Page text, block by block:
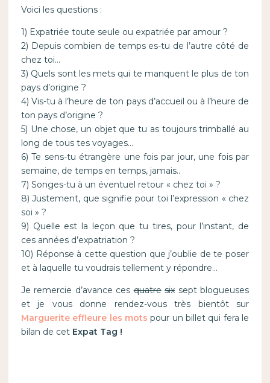
Voici les questions :
1) Expatriée toute seule ou expatriée par amour ?
2) Depuis combien de temps es-tu de l’autre côté de
chez toi…
3) Quels sont les mets qui te manquent le plus de ton
pays d’origine ?
4) Vis-tu à l’heure de ton pays d’accueil ou à l’heure de
ton pays d’origine ?
5) Une chose, un objet que tu as toujours trimballé au
long de tous tes voyages…
6) Te sens-tu étrangère une fois par jour, une fois par
semaine, de temps en temps, jamais..
7) Songes-tu à un éventuel retour « chez toi » ?
8) Justement, que signifie pour toi l’expression « chez
soi » ?
9) Quelle est la leçon que tu tires, pour l’instant, de
ces années d’expatriation ?
10) Réponse à cette question que j’oublie de te poser
et à laquelle tu voudrais tellement y répondre…
Je remercie d’avance cesquatre sixsept blogueuses
et je vous donne rendez-vous très bientôt sur
Marguerite effleure les mots pour un billet qui fera le
bilan de cet Expat Tag !